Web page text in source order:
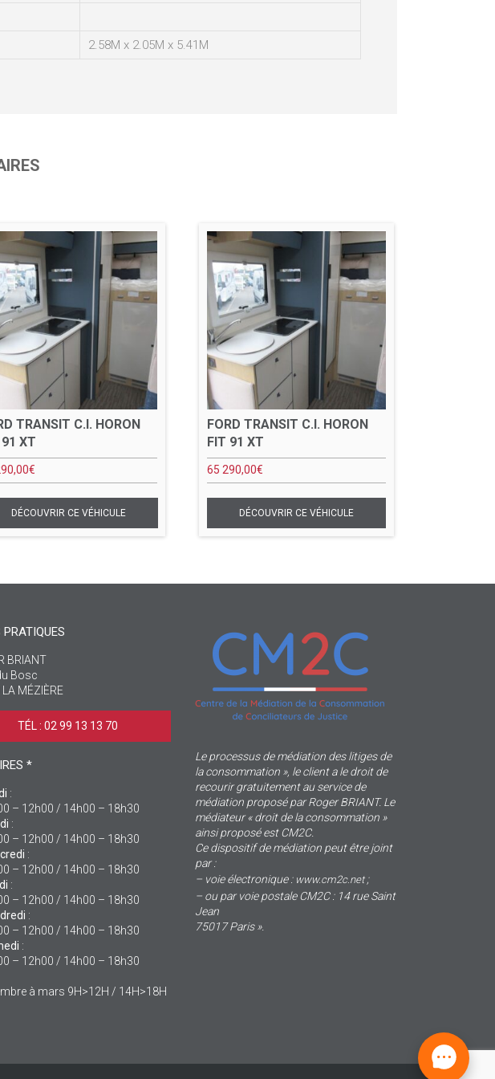
2.58M x 2.05M x 5.41M
TRANSIT C.I. HORON
XT
€
FORD TRANSIT C.I. HORON
FIT 91 XT
65 290,00€
PRATIQUES
BRIANT
Bosc
MÉZIÈRE
TÉL : 02 99 13 13 70 ‎
*
:
– 12h00 / 14h00 – 18h30
:
– 12h00 / 14h00 – 18h30
:
– 12h00 / 14h00 – 18h30
:
– 12h00 / 14h00 – 18h30
:
– 12h00 / 14h00 – 18h30
:
– 12h00 / 14h00 – 18h30
à mars 9H>12H / 14H>18H
Le processus de médiation des litiges de
la consommation », le client a le droit de
recourir gratuitement au service de
médiation proposé par Roger BRIANT. Le
médiateur « droit de la consommation »
ainsi proposé est CM2C.
Ce dispositif de médiation peut être joint
par :
– voie électronique : www.cm2c.net;
– ou par voie postale CM2C : 14 rue Saint
Jean
75017 Paris ».